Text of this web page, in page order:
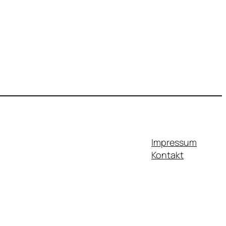
Impressum
Kontakt